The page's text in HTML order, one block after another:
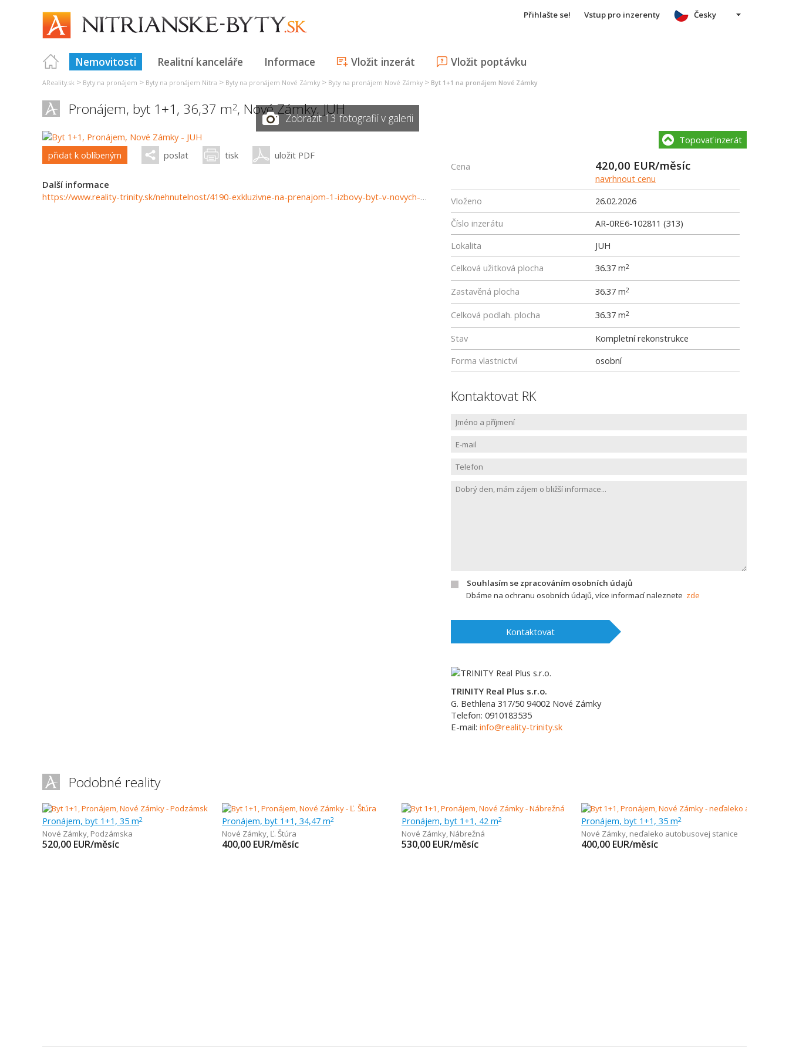
Přihlašte se! Vstup pro inzerenty
Nemovitosti Realitní kanceláře Informace Vložit inzerát Vložit poptávku
Česky
AReality.sk > Byty na pronájem > Byty na pronájem Nitra > Byty na pronájem Nové Zámky > Byty na pronájem Nové Zámky > Byt 1+1 na pronájem Nové Zámky
Pronájem, byt 1+1, 36,37 m2, Nové Zámky,JUH
Zobrazit 13 fotografií v galerii
přidat k oblíbeným poslat tisk uložit PDF
Další informace
https://www.reality-trinity.sk/nehnutelnost/4190-exkluzivne-na-prenajom-1-izbovy-byt-v-novych-zamkoch
Topovať inzerát
Cena 420,00 EUR/měsíc
navrhnout cenu
Vloženo
26.02.2026
Číslo inzerátu
AR-0RE6-102811 (313)
Lokalita
JUH
Celková užitková plocha
36.37 m2
Zastavěná plocha 36.37 m2
Celková podlah. plocha 36.37 m2
Stav
Kompletní rekonstrukce
Forma vlastnictví
osobní
Kontaktovat RK
Souhlasím se zpracováním osobních údajů
Dbáme na ochranu osobních údajů, více informací naleznete zde
Kontaktovat
TRINITY Real Plus s.r.o.
G. Bethlena 317/50 94002 Nové Zámky
Telefon: 0910183535
E-mail: info@reality-trinity.sk
Podobné reality
Pronájem, byt 1+1, 35 m2
Nové Zámky, Podzámska
520,00 EUR/měsíc
Pronájem, byt 1+1, 34,47 m2
Nové Zámky, Ľ. Štúra
400,00 EUR/měsíc
Pronájem, byt 1+1, 42 m2
Nové Zámky, Nábrežná
530,00 EUR/měsíc
Pronájem, byt 1+1, 35 m2
Nové Zámky, neďaleko autobusovej stanice
400,00 EUR/měsíc